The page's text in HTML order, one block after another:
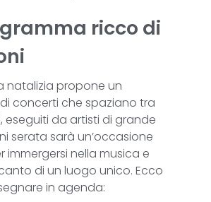
ricco di
natalizia propone un
concerti che spaziano tra
eseguiti da artisti di grande
serata sarà un’occasione
immergersi nella musica e
di un luogo unico. Ecco
in agenda: